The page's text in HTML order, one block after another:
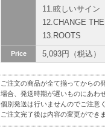
11.眩しいサイン
12.CHANGE
13.ROOTS
Price 5,093円（税込）
ご注文の商品が全て揃ってからの
場合、発送時期が遅いものにあわ
個別発送は行いませんのでご注意
ご注文完了後は内容の変更ができ